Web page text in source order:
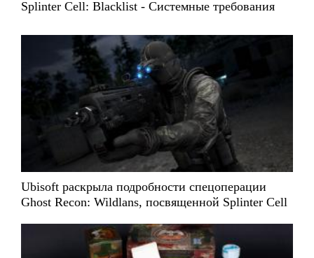
Splinter Cell: Blacklist - Системные требования
Ubisoft раскрыла подробности спецоперации
Ghost Recon: Wildlans, посвященной Splinter Cell